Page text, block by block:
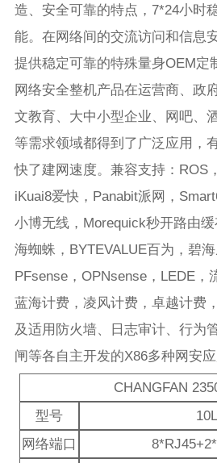
造、安全可靠的特点，7*24小时
能。在网络间的交流访问和信息
提供稳定可靠的特殊量身OEM定
网络安全整机产品在运营商、政
文教育、大中小型企业、网吧、
等需求领域都得到了广泛应用，
快了建网速度。兼容支持：ROS
iKuai8爱快，Panabit派网，
小博无线，Morequick秒开路由缓
海蜘蛛，BYTEVALUE百为，碧海
PFsense，OPNsense，LEDE，
蓝海计费，凌风计费，卓越计费
及适用防火墙、日志审计、行为
闸等各自主开发的X86多种网安应
CHANGFAN
型号
网络端口